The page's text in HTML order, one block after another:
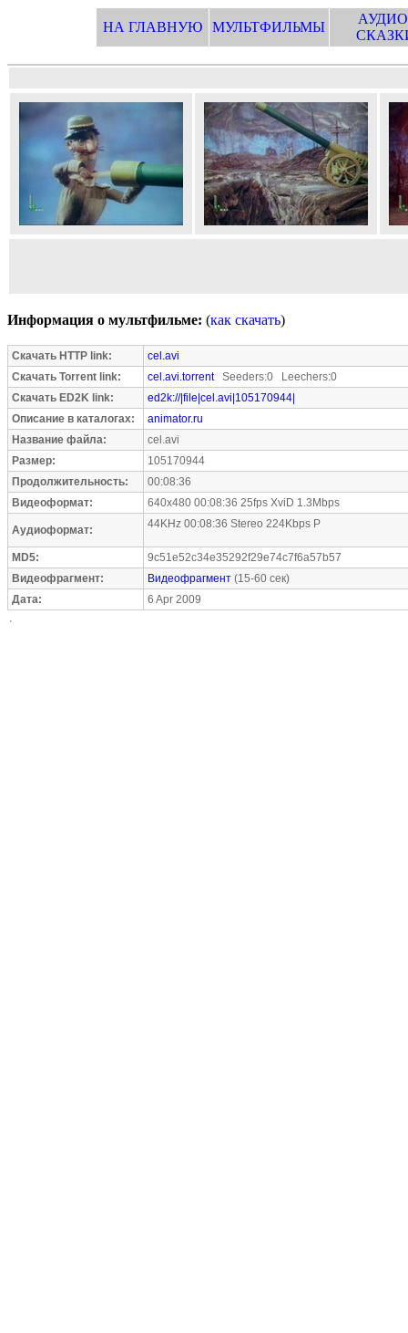
НА ГЛАВНУЮ МУЛЬТФИЛЬМЫ
Информация о мультфильме: (как скачать)
Скачать HTTP link:
cel.avi
Скачать Torrent link:
cel.avi.torrentSeeders:0 Leechers:0
Скачать ED2K link:
ed2k://|file|cel.avi|105170944|
Описание в каталогах:
animator.ru
Название файла:
cel.avi
Размер:
105170944
Продолжительность:
00:08:36
Видеоформат:
640x480 00:08:36 25fps XviD 1.3Mbps
Аудиоформат: 44KHz 00:08:36 Stereo 224Kbps P
MD5:
9c51e52c34e35292f29e74c7f6a57b57
Видеофрагмент:
Видеофрагмент (15-60 сек)
Дата:
6 Apr 2009